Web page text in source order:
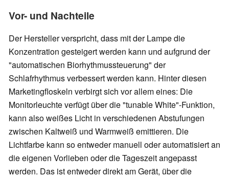
Vor- und Nachteile
Der Hersteller verspricht, dass mit der Lampe die
Konzentration gesteigert werden kann und aufgrund der
"automatischen Biorhythmussteuerung" der
Schlafrhythmus verbessert werden kann. Hinter diesen
Marketingfloskeln verbirgt sich vor allem eines: Die
Monitorleuchte verfügt über die "tunable White"-Funktion,
kann also weißes Licht in verschiedenen Abstufungen
zwischen Kaltweiß und Warmweiß emittieren. Die
Lichtfarbe kann so entweder manuell oder automatisiert an
die eigenen Vorlieben oder die Tageszeit angepasst
werden. Das ist entweder direkt am Gerät, über die